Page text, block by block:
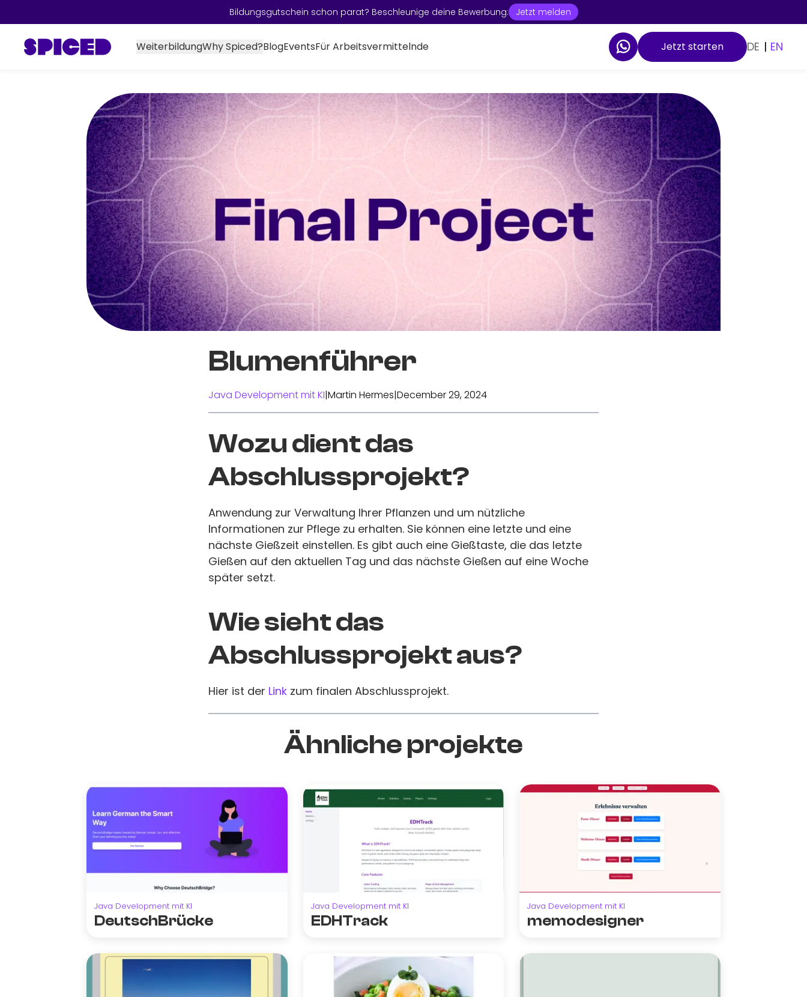
Bildungsgutschein schon parat? Beschleunige deine Bewerbung: Jetzt melden
WeiterbildungWhy Spiced?BlogEventsFür Arbeitsvermittelnde Jetzt starten DE | EN
Blumenführer
Java Development mit KI|Martin Hermes|December 29, 2024
Wozu dient das
Abschlussprojekt?
Anwendung zur Verwaltung Ihrer Pflanzen und um nützliche
Informationen zur Pflege zu erhalten. Sie können eine letzte und eine
nächste Gießzeit einstellen. Es gibt auch eine Gießtaste, die das letzte
Gießen auf den aktuellen Tag und das nächste Gießen auf eine Woche
später setzt.
Wie sieht das
Abschlussprojekt aus?
Hier ist der Link zum finalen Abschlussprojekt.
Ähnliche projekte
Java Development mit KI
DeutschBrücke
Java Development mit KI
EDHTrack
Java Development mit KI
memodesigner